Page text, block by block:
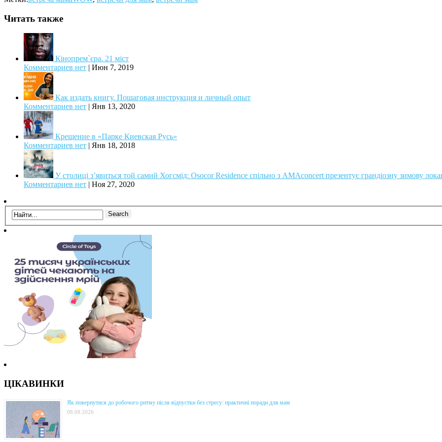
Читать также
Кінопрем`єра. 21 міст
Комментариев нет | Июн 7, 2019
Как издать книгу. Пошаговая инструкция и личный опыт
Комментариев нет | Янв 13, 2020
Крещение в «Парке Киевская Русь»
Комментариев нет | Янв 18, 2018
У столиці з’явиться той самий Хогсмід: Osocor Residence спільно з AMAconcert презентує грандіозну зимову
Комментариев нет | Ноя 27, 2020
ЦІКАВИНКИ
Як повернутися до робочого ритму після відпустки без стресу: практичні поради для мам
08.08.2026